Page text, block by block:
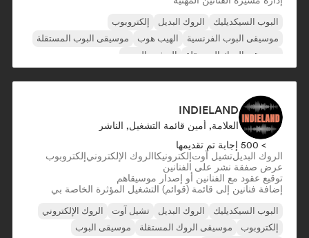
البوب السيكديليك الروك البديل
إلكتروبوب
موسيقى البوب الفرنسية
الهيب هوب
موسيقى البوب المستقلة
موسيقى الروك المستقلة
المشهد الجديد
INDIELAND
العلامة, أمين قائمة التشغيل, الناشر
> 500 إجابة تم تقديمها
الروك البديلتشيل آوتإلكترونيكاالروك الإلكترونيإلكتروبوب
عرض صفقة نشر على الفنانين
توقيع عقود مع الفنانين أو إصدار موسيقاهم
إضافة فنانين إلى قائمة (قوائم) التشغيل المؤثرة الخاصة بي
البوب السيكديليك الروك البديل تشيل آوت
الروك الإلكتروني
إلكتروبوب
موسيقى الروك المستقلة
موسيقى البوب